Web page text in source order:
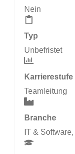
Nein
Typ
Unbefristet
Karrierestufe
Teamleitung
Branche
IT & Software,